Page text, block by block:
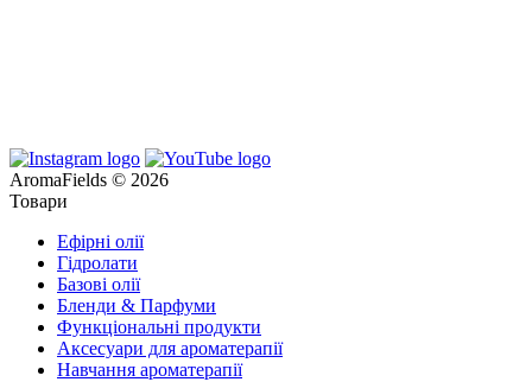
AromaFields © 2026
Товари
Ефірні олії
Гідролати
Базові олії
Бленди & Парфуми
Функціональні продукти
Аксесуари для ароматерапії
Навчання ароматерапії